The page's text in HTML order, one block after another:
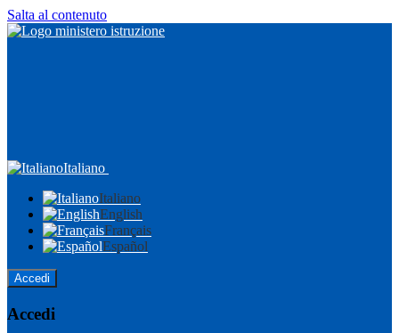
Salta al contenuto
Italiano
Italiano
English
Français
Español
Accedi
Accedi